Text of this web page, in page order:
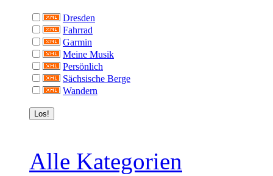
Dresden
Fahrrad
Garmin
Meine Musik
Persönlich
Sächsische Berge
Wandern
Alle Kategorien